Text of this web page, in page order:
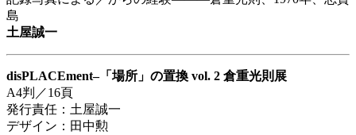
島
土屋誠一
disPLACEment–「場所」の置換 vol. 2 倉重光則展
A4判／16頁
発行責任：土屋誠一
デザイン：田中勲